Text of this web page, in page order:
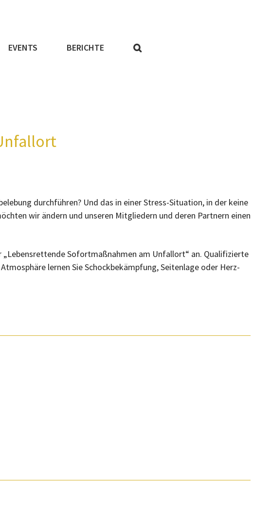
EVENTS BERICHTE
durchführen? Und das in einer Stress-Situation, in der keine
wir ändern und unseren Mitgliedern und deren Partnern einen
Sofortmaßnahmen am Unfallort“ an. Qualifizierte
lernen Sie Schockbekämpfung, Seitenlage oder Herz-